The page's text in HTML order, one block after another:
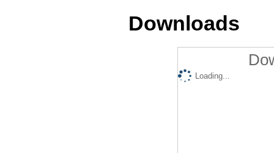
Downloads
Loading...